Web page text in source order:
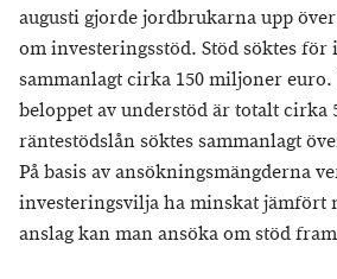
augusti gjorde jordbrukarna upp
om investeringsstöd. Stöd söktes för
sammanlagt cirka 150 miljoner euro.
beloppet av understöd är totalt
räntestödslån söktes sammanlagt
På basis av ansökningsmängderna
investeringsvilja ha minskat jämfört
anslag kan man ansöka om stöd